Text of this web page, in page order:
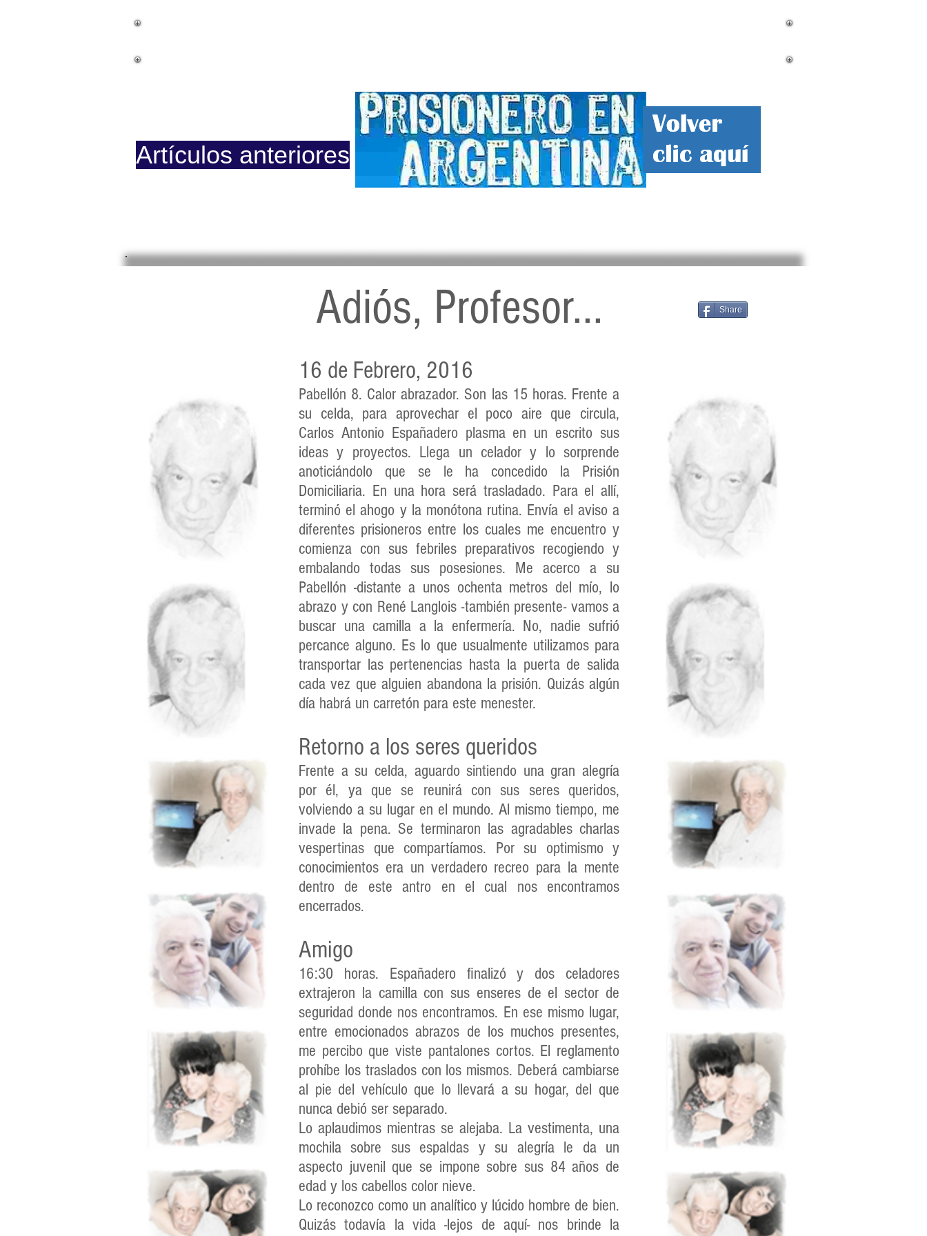
Artículos anteriores
Adiós, Profesor...
16 de Febrero, 2016
Pabellón 8. Calor abrazador. Son las 15 horas. Frente a
su celda, para aprovechar el poco aire que circula,
Carlos Antonio Españadero plasma en un escrito sus
ideas y proyectos. Llega un celador y lo sorprende
anoticiándolo que se le ha concedido la Prisión
Domiciliaria. En una hora será trasladado. Para el allí,
terminó el ahogo y la monótona rutina. Envía el aviso a
diferentes prisioneros entre los cuales me encuentro y
comienza con sus febriles preparativos recogiendo y
embalando todas sus posesiones. Me acerco a su
Pabellón -distante a unos ochenta metros del mío, lo
abrazo y con René Langlois -también presente- vamos a
buscar una camilla a la enfermería. No, nadie sufrió
percance alguno. Es lo que usualmente utilizamos para
transportar las pertenencias hasta la puerta de salida
cada vez que alguien abandona la prisión. Quizás algún
día habrá un carretón para este menester.
Retorno a los seres queridos
Frente a su celda, aguardo sintiendo una gran alegría
por él, ya que se reunirá con sus seres queridos,
volviendo a su lugar en el mundo. Al mismo tiempo, me
invade la pena. Se terminaron las agradables charlas
vespertinas que compartíamos. Por su optimismo y
conocimientos era un verdadero recreo para la mente
dentro de este antro en el cual nos encontramos
encerrados.
Amigo
16:30 horas. Españadero finalizó y dos celadores
extrajeron la camilla con sus enseres de el sector de
seguridad donde nos encontramos. En ese mismo lugar,
entre emocionados abrazos de los muchos presentes,
me percibo que viste pantalones cortos. El reglamento
prohíbe los traslados con los mismos. Deberá cambiarse
al pie del vehículo que lo llevará a su hogar, del que
nunca debió ser separado.
Lo aplaudimos mientras se alejaba. La vestimenta, una
mochila sobre sus espaldas y su alegría le da un
aspecto juvenil que se impone sobre sus 84 años de
edad y los cabellos color nieve.
Lo reconozco como un analítico y lúcido hombre de bien.
Quizás todavía la vida -lejos de aquí- nos brinde la
Share